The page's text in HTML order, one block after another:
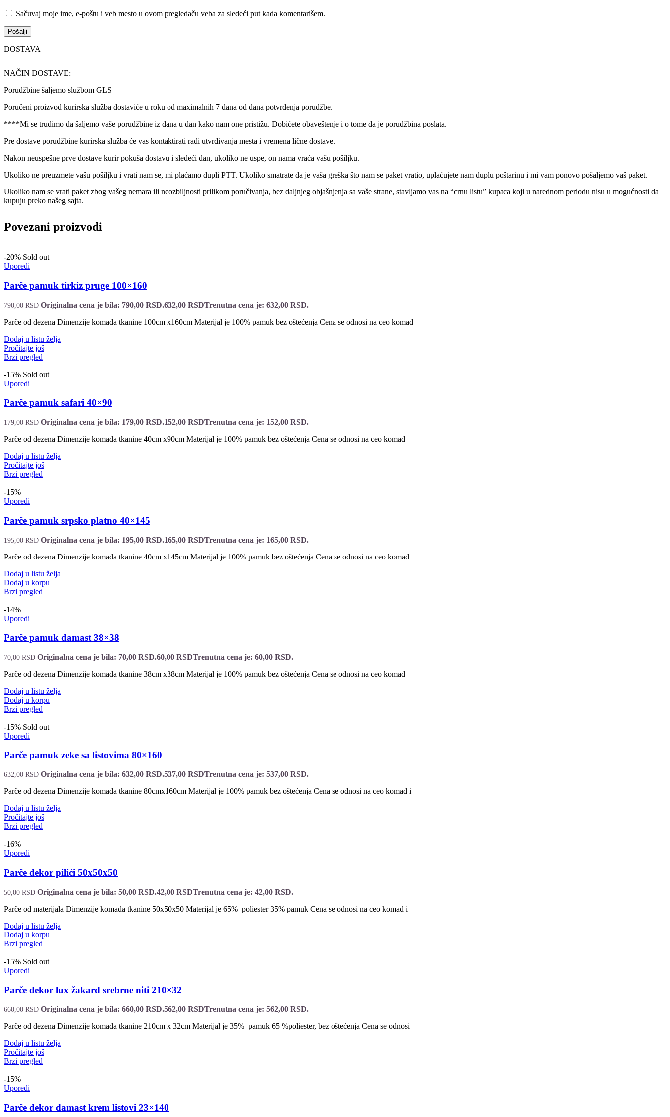
Sačuvaj moje ime, e-poštu i veb mesto u ovom pregledaču veba za sledeći put kada komentarišem.
DOSTAVA
NAČIN DOSTAVE:
Porudžbine šaljemo službom GLS
Poručeni proizvod kurirska služba dostaviće u roku od maximalnih 7 dana od dana potvrđenja porudžbe.
****Mi se trudimo da šaljemo vaše porudžbine iz dana u dan kako nam one pristižu. Dobićete obaveštenje i o tome da je porudžbina poslata.
Pre dostave porudžbine kurirska služba će vas kontaktirati radi utvrđivanja mesta i vremena lične dostave.
Nakon neuspešne prve dostave kurir pokuša dostavu i sledeći dan, ukoliko ne uspe, on nama vraća vašu pošiljku.
Ukoliko ne preuzmete vašu pošiljku i vrati nam se, mi plaćamo dupli PTT. Ukoliko smatrate da je vaša greška što nam se paket vratio, uplaćujete nam duplu poštarinu i mi vam ponovo pošaljemo vaš paket.
Ukoliko nam se vrati paket zbog vašeg nemara ili neozbiljnosti prilikom poručivanja, bez daljnjeg objašnjenja sa vaše strane, stavljamo vas na “crnu listu” kupaca koji u narednom periodu nisu u mogućnosti da
kupuju preko našeg sajta.
Povezani proizvodi
-20% Sold out
Uporedi
Parče pamuk tirkiz pruge 100×160
790,00RSD Originalna cena je bila: 790,00 RSD.632,00 RSDTrenutna cena je: 632,00 RSD.
Parče od dezena Dimenzije komada tkanine 100cm x160cm Materijal je 100% pamuk bez oštećenja Cena se odnosi na ceo komad
Dodaj u listu želja
Pročitajte još
Brzi pregled
-15% Sold out
Uporedi
Parče pamuk safari 40×90
179,00RSD Originalna cena je bila: 179,00 RSD.152,00 RSDTrenutna cena je: 152,00 RSD.
Parče od dezena Dimenzije komada tkanine 40cm x90cm Materijal je 100% pamuk bez oštećenja Cena se odnosi na ceo komad
Dodaj u listu želja
Pročitajte još
Brzi pregled
-15%
Uporedi
Parče pamuk srpsko platno 40×145
195,00RSD Originalna cena je bila: 195,00 RSD.165,00 RSDTrenutna cena je: 165,00 RSD.
Parče od dezena Dimenzije komada tkanine 40cm x145cm Materijal je 100% pamuk bez oštećenja Cena se odnosi na ceo komad
Dodaj u listu želja
Dodaj u korpu
Brzi pregled
-14%
Uporedi
Parče pamuk damast 38×38
70,00RSD Originalna cena je bila: 70,00 RSD.60,00 RSDTrenutna cena je: 60,00 RSD.
Parče od dezena Dimenzije komada tkanine 38cm x38cm Materijal je 100% pamuk bez oštećenja Cena se odnosi na ceo komad
Dodaj u listu želja
Dodaj u korpu
Brzi pregled
-15% Sold out
Uporedi
Parče pamuk zeke sa listovima 80×160
632,00RSD Originalna cena je bila: 632,00 RSD.537,00 RSDTrenutna cena je: 537,00 RSD.
Parče od dezena Dimenzije komada tkanine 80cmx160cm Materijal je 100% pamuk bez oštećenja Cena se odnosi na ceo komad i
Dodaj u listu želja
Pročitajte još
Brzi pregled
-16%
Uporedi
Parče dekor pilići 50x50x50
50,00RSD Originalna cena je bila: 50,00 RSD.42,00 RSDTrenutna cena je: 42,00 RSD.
Parče od materijala Dimenzije komada tkanine 50x50x50 Materijal je 65% poliester 35% pamuk Cena se odnosi na ceo komad i
Dodaj u listu želja
Dodaj u korpu
Brzi pregled
-15% Sold out
Uporedi
Parče dekor lux žakard srebrne niti 210×32
660,00RSD Originalna cena je bila: 660,00 RSD.562,00 RSDTrenutna cena je: 562,00 RSD.
Parče od dezena Dimenzije komada tkanine 210cm x 32cm Materijal je 35% pamuk 65 %poliester, bez oštećenja Cena se odnosi
Dodaj u listu želja
Pročitajte još
Brzi pregled
-15%
Uporedi
Parče dekor damast krem listovi 23×140